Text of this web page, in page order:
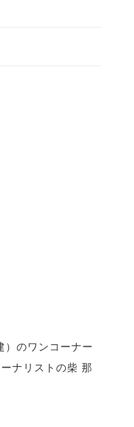
）のワンコーナー
ナリストの柴 那